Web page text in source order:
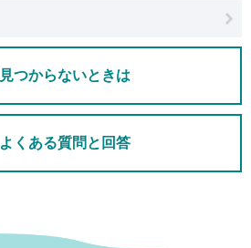
見つからないときは
よくある質問と回答